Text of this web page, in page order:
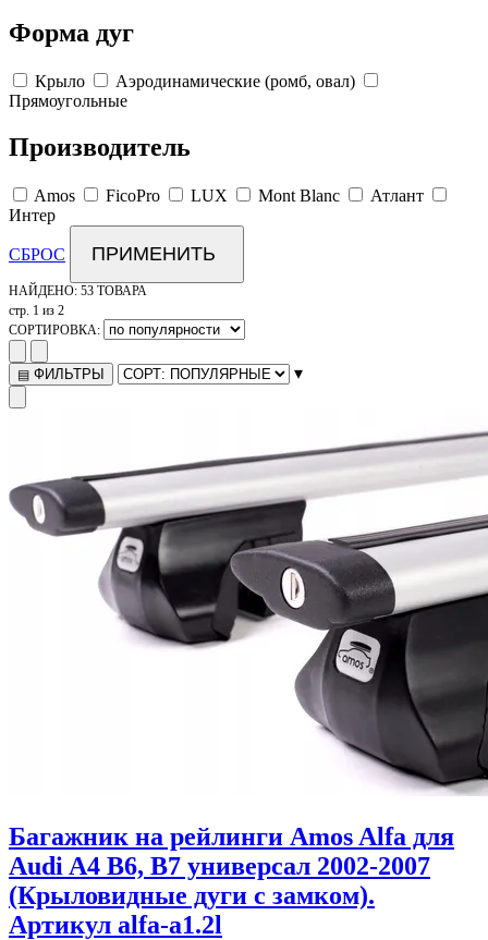
Форма дуг
Крыло
Аэродинамические (ромб, овал)
Прямоугольные
Производитель
Amos FicoPro LUX Mont Blanc
Атлант
Интер
СБРОС ПРИМЕНИТЬ
НАЙДЕНО: 53 ТОВАРА
стр. 1 из 2
СОРТИРОВКА:
▤ ФИЛЬТРЫ ▾
Багажник на рейлинги Amos Alfa для
Audi A4 B6, B7 универсал 2002-2007
(Крыловидные дуги с замком).
Артикул alfa-a1.2l